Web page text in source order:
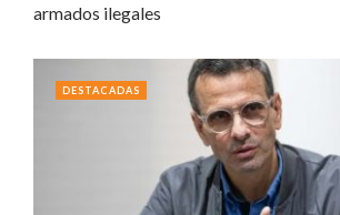
armados ilegales
DESTACADAS